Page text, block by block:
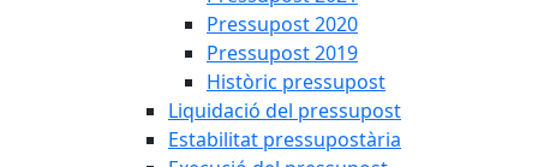
Pressupost 2020
Pressupost 2019
Històric pressupost
Liquidació del pressupost
Estabilitat pressupostària